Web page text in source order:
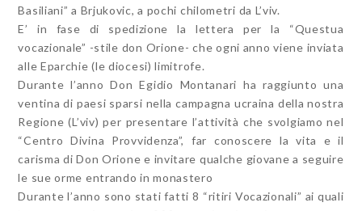
Basiliani” a Brjukovic, a pochi chilometri da L’viv.
E’ in fase di spedizione la lettera per la “Questua
vocazionale” -stile don Orione- che ogni anno viene inviata
alle Eparchie (le diocesi) limitrofe.
Durante l’anno Don Egidio Montanari ha raggiunto una
ventina di paesi sparsi nella campagna ucraina della nostra
Regione (L’viv) per presentare l’attività che svolgiamo nel
“Centro Divina Provvidenza”, far conoscere la vita e il
carisma di Don Orione e invitare qualche giovane a seguire
le sue orme entrando in monastero
Durante l’anno sono stati fatti 8 “ritiri Vocazionali” ai quali